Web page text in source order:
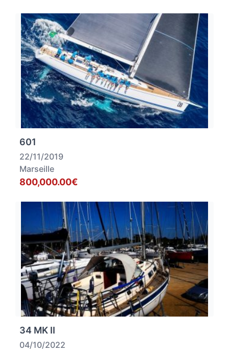
601
22/11/2019
Marseille
800,000.00€
34 MK II
04/10/2022